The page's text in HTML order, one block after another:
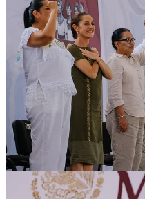
Mara Lezama recordó que,
quintanarroenses “padecimos
proyectos turísticos
favor del fetichismo del
desigualdad, el abuso de
inseguridad y una cultura de
trabajamos con firmeza para
asegurar que la prosperidad
valores y el sentido ético del
vez más: la Cuarta
Quintana Roo, y esta se
escuchando a la gente, en